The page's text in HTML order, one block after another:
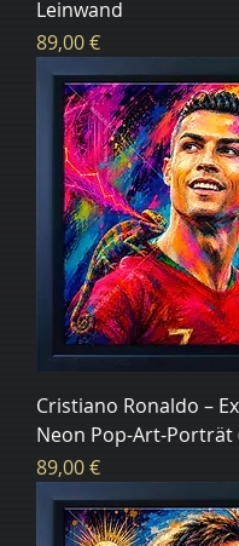
Leinwand
Цена
89,00 €
Cristiano Ronaldo –
Neon Pop-Art-Porträt
Цена
89,00 €